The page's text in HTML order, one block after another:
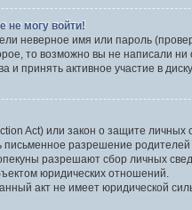
не могу войти!
неверное имя или пароль
то возможно вы не написали
и принять активное участие в
Act) или закон о защите
разрешение родителей
разрешают сбор личных
юридических отношений.
акт не имеет юридической